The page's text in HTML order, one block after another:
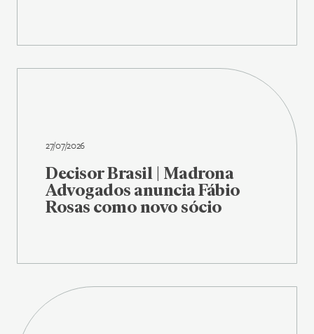
27/07/2026
Decisor Brasil | Madrona
Advogados anuncia Fábio
Rosas como novo sócio